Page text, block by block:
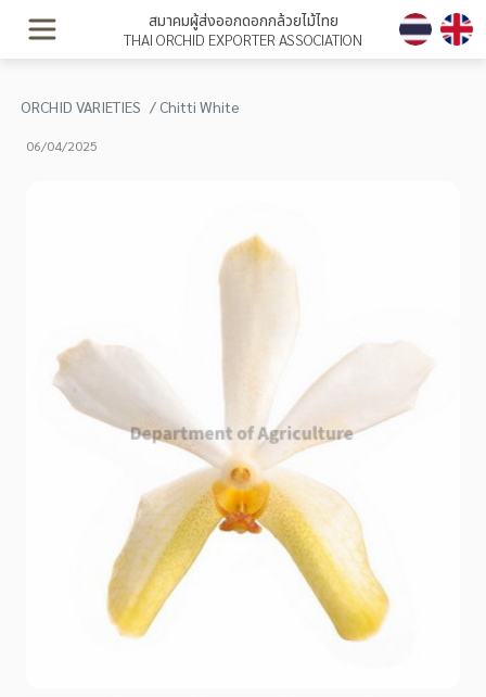
สมาคมผู้ส่งออกดอกกล้วยไม้ไทย
THAI ORCHID EXPORTER ASSOCIATION
ORCHID VARIETIES Chitti White
06/04/2025